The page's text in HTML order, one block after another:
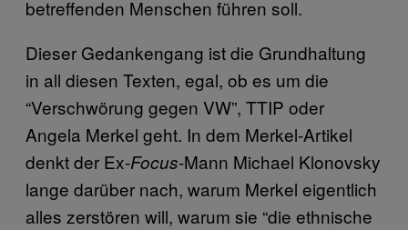
betreffenden Menschen führen soll.
Dieser Gedankengang ist die Grundhaltung
in all diesen Texten, egal, ob es um die
“Verschwörung gegen VW”, TTIP oder
Angela Merkel geht. In dem Merkel-Artikel
denkt der Ex-Focus-Mann Michael Klonovsky
lange darüber nach, warum Merkel eigentlich
alles zerstören will, warum sie “die ethnische